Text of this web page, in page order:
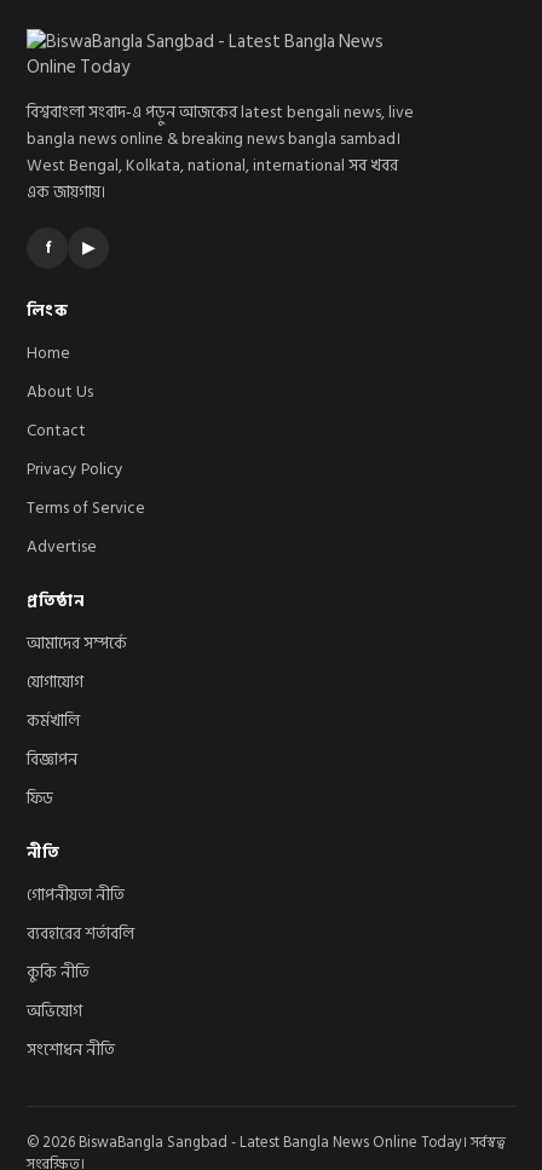
বিশ্ববাংলা সংবাদ-এ পড়ুন আজকের latest bengali news, live
bangla news online & breaking news bangla sambad।
West Bengal, Kolkata, national, international সব খবর
এক জায়গায়।
f ▶
লিংক
Home
About Us
Contact
Privacy Policy
Terms of Service
Advertise
প্রতিষ্ঠান
আমাদের সম্পর্কে
যোগাযোগ
কর্মখালি
বিজ্ঞাপন
ফিড
নীতি
গোপনীয়তা নীতি
ব্যবহারের শর্তাবলি
কুকি নীতি
অভিযোগ
সংশোধন নীতি
© 2026 BiswaBangla Sangbad - Latest Bangla News Online Today। সর্বস্বত্ব
সংরক্ষিত।